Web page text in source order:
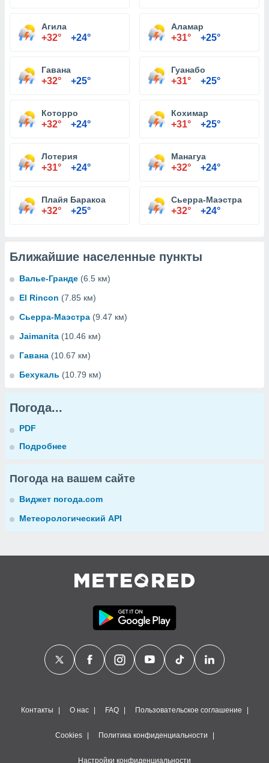
Агила
+32° +24°
Аламар
+31° +25°
Гавана
+32° +25°
Гуанабо
+31° +25°
Которро
+32° +24°
Кохимар
+31° +25°
Лотерия
+31° +24°
Манагуа
+32° +24°
Плайя Баракоа
+32° +25°
Сьерра-Маэстра
+32° +24°
Ближайшие населенные пункты
Валье-Гранде (6.5 км)
El Rincon (7.85 км)
Сьерра-Маэстра (9.47 км)
Jaimanita (10.46 км)
Гавана (10.67 км)
Бехукаль (10.79 км)
Погода...
PDF
Подробнее
Погода на вашем сайте
Виджет погода.com
Метеорологический API
Контакты О нас FAQ Пользовательское соглашение
Cookies Политика конфиденциальности
Настройки конфиденциальности